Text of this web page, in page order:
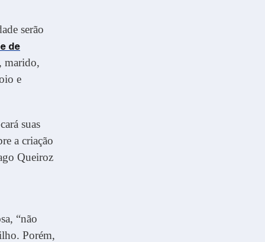
serão
de
marido,
e
suas
a criação
Queiroz
“não
Porém,